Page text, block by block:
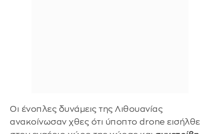
Οι ένοπλες δυνάμεις της Λιθουανίας
ανακοίνωσαν χθες ότι ύποπτο drone εισήλθε